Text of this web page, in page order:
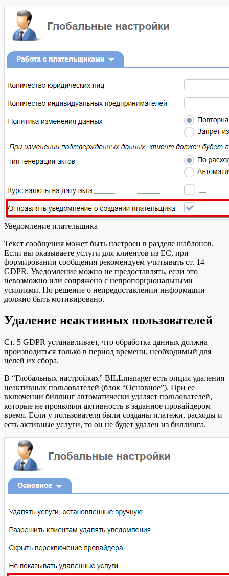
Уведомление плательщика
Текст сообщения может быть настроен в разделе шаблонов.
Если вы оказываете услуги для клиентов из ЕС, при
формировании сообщения рекомендуем учитывать ст. 14
GDPR. Уведомление можно не предоставлять, если это
невозможно или сопряжено с непропорциональными
усилиями. Но решение о непредоставлении информации
должно быть мотивировано.
Удаление неактивных пользователей
Ст. 5 GDPR устанавливает, что обработка данных должна
производиться только в период времени, необходимый для
целей их сбора.
В “Глобальных настройках” BILLmanager есть опция удаления
неактивных пользователей (блок “Основное”). При ее
включении биллинг автоматически удаляет пользователей,
которые не проявляли активность в заданное провайдером
время. Если у пользователя были созданы платежи, расходы и
есть активные услуги, то он не будет удален из биллинга.